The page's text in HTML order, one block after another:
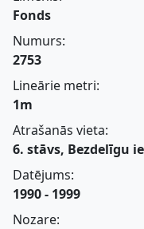
Fonds
Numurs:
2753
Lineārie metri:
1m
Atrašanās vieta:
6. stāvs, Bezdelīgu
Datējums:
1990 - 1999
Nozare: